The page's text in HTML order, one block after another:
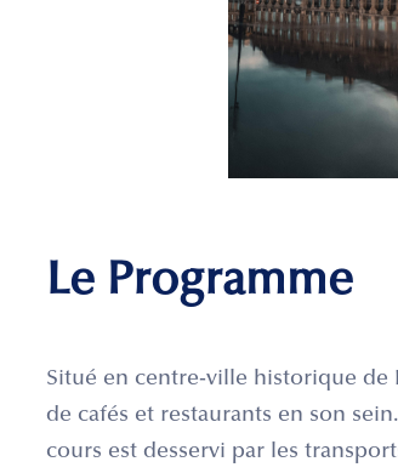
Le Programme
Situé en centre-ville historique de
de cafés et restaurants en son
cours est desservi par les